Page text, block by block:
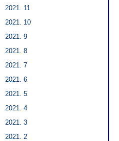
2021. 11
2021. 10
2021. 9
2021. 8
2021. 7
2021. 6
2021. 5
2021. 4
2021. 3
2021. 2